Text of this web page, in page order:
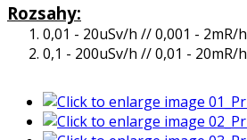
Rozsahy:
1. 0,01 - 20uSv/h // 0,001 - 2mR/h
2. 0,1 - 200uSv/h // 0,01 - 20mR/h